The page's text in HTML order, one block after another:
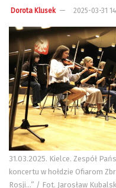
Dorota Klusek 2025-03-31
31.03.2025. Kielce. Zespół
koncertu w hołdzie Ofiarom
Rosji…” / Fot. Jarosław